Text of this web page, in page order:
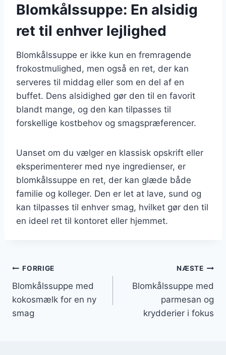
Blomkålssuppe: En alsidig
ret til enhver lejlighed
Blomkålssuppe er ikke kun en fremragende
frokostmulighed, men også en ret, der kan
serveres til middag eller som en del af en
buffet. Dens alsidighed gør den til en favorit
blandt mange, og den kan tilpasses til
forskellige kostbehov og smagspræferencer.
Uanset om du vælger en klassisk opskrift eller
eksperimenterer med nye ingredienser, er
blomkålssuppe en ret, der kan glæde både
familie og kolleger. Den er let at lave, sund og
kan tilpasses til enhver smag, hvilket gør den til
en ideel ret til kontoret eller hjemmet.
Indlægsnavigation
FORRIGE
Blomkålssuppe med
kokosmælk for en ny
smag
NÆSTE
Blomkålssuppe med
parmesan og
krydderier i fokus